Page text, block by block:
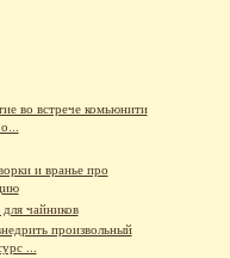
во встрече комьюнити
и вранье про
чайников
произвольный
...